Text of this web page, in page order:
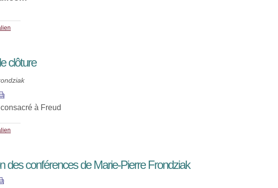
clôture
à Freud
des conférences de Marie-Pierre Frondziak